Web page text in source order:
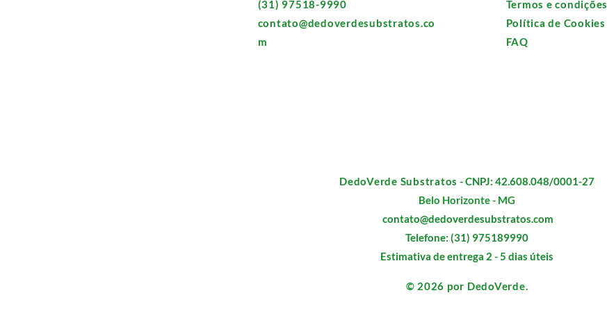
(31) 97518-9990
contato@dedoverdesubstratos.co
m
Termos e condições
Política de Cookies
FAQ
DedoVerde Substratos - CNPJ: 42.608.048/0001-27
Belo Horizonte - MG
contato@dedoverdesubstratos.com
Telefone: (31) 975189990
Estimativa de entrega 2 - 5 dias úteis
© 2026 por DedoVerde.